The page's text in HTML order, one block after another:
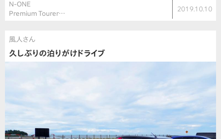
N-ONE
Premium Tourer…
2019.10.10
風人さん
久しぶりの泊りがけドライブ